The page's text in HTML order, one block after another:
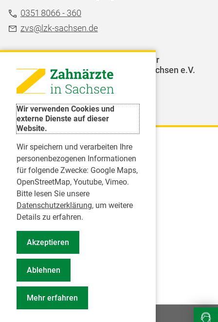
Wir verwenden Cookies und
externe Dienste auf dieser
Website.
Wir speichern und verarbeiten Ihre
personenbezogenen Informationen
für folgende Zwecke: Google Maps,
OpenStreetMap, Youtube, Vimeo.
Bitte lesen Sie unsere
Datenschutzerklärung, um weitere
Details zu erfahren.
Akzeptieren
Ablehnen
Mehr erfahren
0351 8066 - 360
zvs@lzk-sachsen.de
LAGZ - Landesarbeitsgemeinschaft für
Jugendzahnpflege des Freistaates Sachsen e.V.
Karriere
Inserate
Praktikum in einer Zahnarztpraxis
Jobs im Zahnärztehaus
Presse
Pressemitteilungen